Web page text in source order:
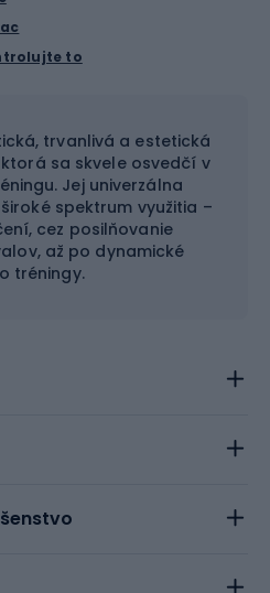
to
trvanlivá a estetická
ktorá sa skvele osvedčí v
Jej univerzálna
spektrum využitia –
cez posilňovanie
až po dynamické
tréningy.